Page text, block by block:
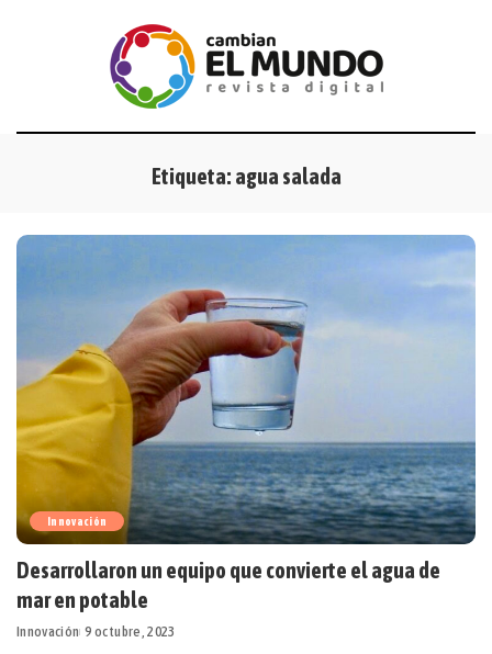
Etiqueta: agua salada
Innovación
Desarrollaron un equipo que convierte el agua de
mar en potable
Innovación 9 octubre, 2023